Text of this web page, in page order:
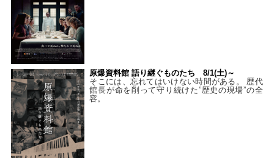
原爆資料館 語り継ぐものたち 8/1(土)～
そこには、忘れてはいけない時間がある。 歴代
館長が命を削って守り続けた”歴史の現場”の全
容。